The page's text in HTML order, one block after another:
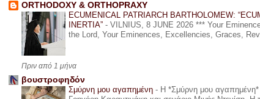
ORTHODOXY & ORTHOPRAXY
ECUMENICAL PATRIARCH BARTHOLOMEW:
INERTIA” - VILNIUS, 8 JUNE 2026 *** Your
the Lord, Your Eminences, Excellencies, Graces,
Πριν από 1 μήνα
βουστροφηδόν
Σμύρνη μου αγαπημένη - Η *Σμύρνη μου αγαπημένη*